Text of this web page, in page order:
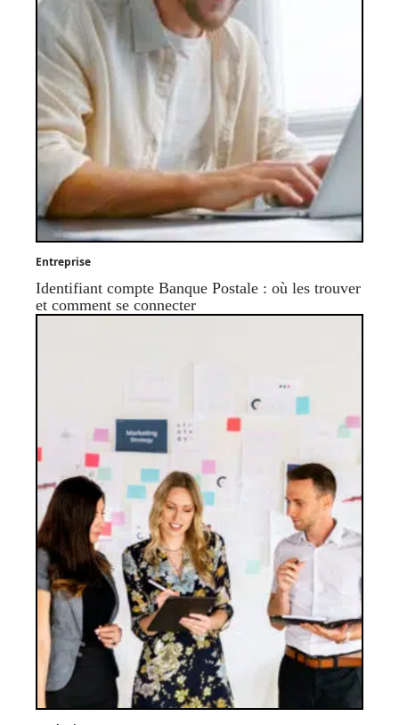
Entreprise
Identifiant compte Banque Postale : où les trouver
et comment se connecter